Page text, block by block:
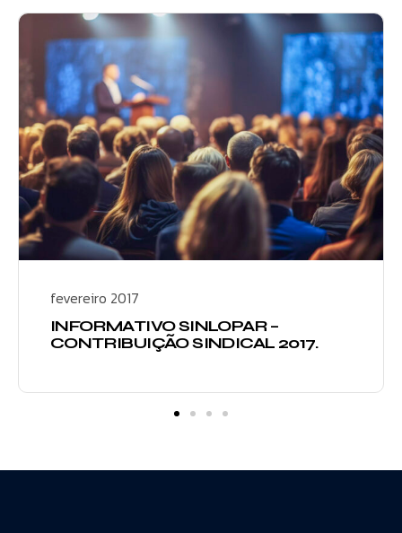
fevereiro 2017
INFORMATIVO SINLOPAR –
CONTRIBUIÇÃO SINDICAL 2017.